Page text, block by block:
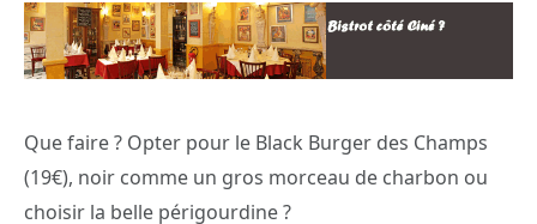
Que faire ? Opter pour le Black Burger des Champs
(19€), noir comme un gros morceau de charbon ou
choisir la belle périgourdine ?